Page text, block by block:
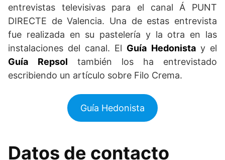
entrevistas televisivas para el canal Á PUNT
DIRECTE de Valencia. Una de estas entrevista
fue realizada en su pastelería y la otra en las
instalaciones del canal. El Guía Hedonista y el
Guía
Repsol también los ha entrevistado
escribiendo un artículo sobre Filo Crema.
Guía Hedonista
Datos de contacto